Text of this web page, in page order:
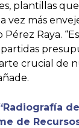
plantillas
vez más
Raya.
crucial de
de